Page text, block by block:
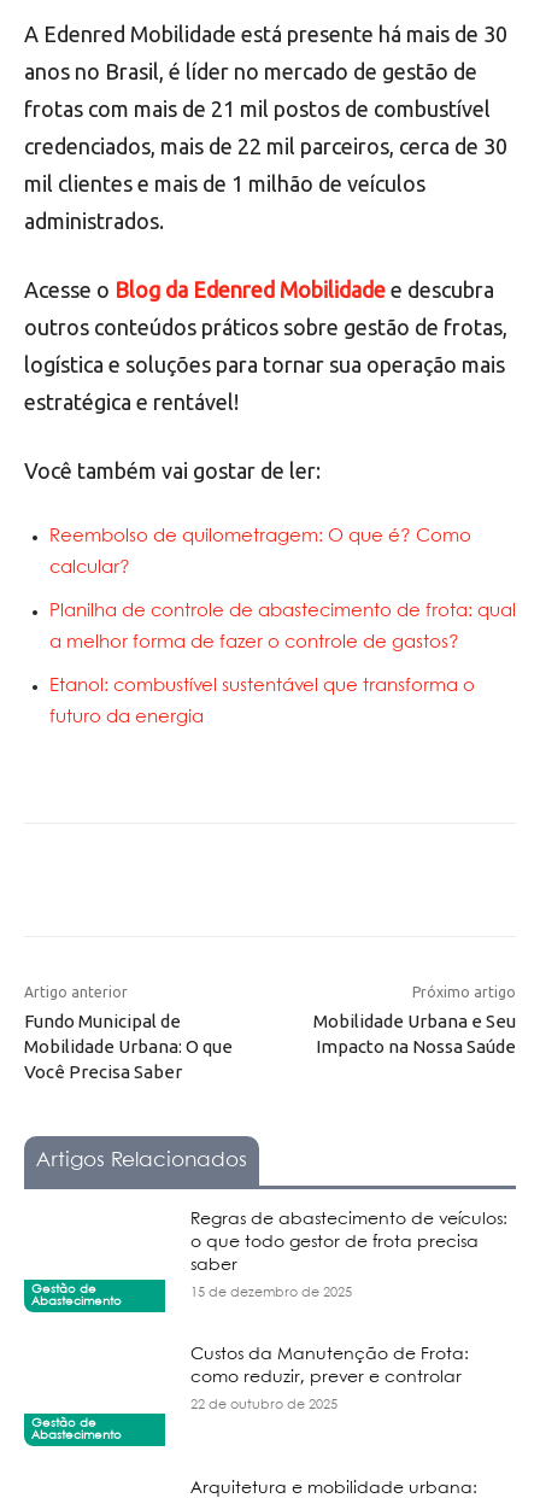
A Edenred Mobilidade está presente há mais de 30
anos no Brasil, é líder no mercado de gestão de
frotas com mais de 21 mil postos de combustível
credenciados, mais de 22 mil parceiros, cerca de 30
mil clientes e mais de 1 milhão de veículos
administrados.
Acesse o Blog da Edenred Mobilidade e descubra
outros conteúdos práticos sobre gestão de frotas,
logística e soluções para tornar sua operação mais
estratégica e rentável!
Você também vai gostar de ler:
Reembolso de quilometragem: O que é? Como
calcular?
Planilha de controle de abastecimento de frota: qual
a melhor forma de fazer o controle de gastos?
Etanol: combustível sustentável que transforma o
futuro da energia
Artigo anterior
Fundo Municipal de
Mobilidade Urbana: O que
Você Precisa Saber
Próximo artigo
Mobilidade Urbana e Seu
Impacto na Nossa Saúde
Artigos Relacionados
Gestão de
Abastecimento
Regras de abastecimento de veículos:
o que todo gestor de frota precisa
saber
15 de dezembro de 2025
Gestão de
Abastecimento
Custos da Manutenção de Frota:
como reduzir, prever e controlar
22 de outubro de 2025
Arquitetura e mobilidade urbana: